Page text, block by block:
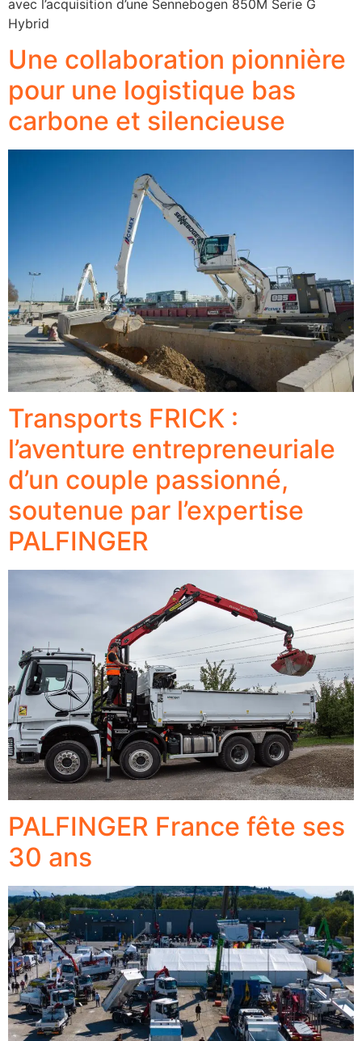
avec l’acquisition d’une Sennebogen 850M Serie G
Hybrid
Une collaboration pionnière
pour une logistique bas
carbone et silencieuse
Transports FRICK :
l’aventure entrepreneuriale
d’un couple passionné,
soutenue par l’expertise
PALFINGER
PALFINGER France fête ses
30 ans